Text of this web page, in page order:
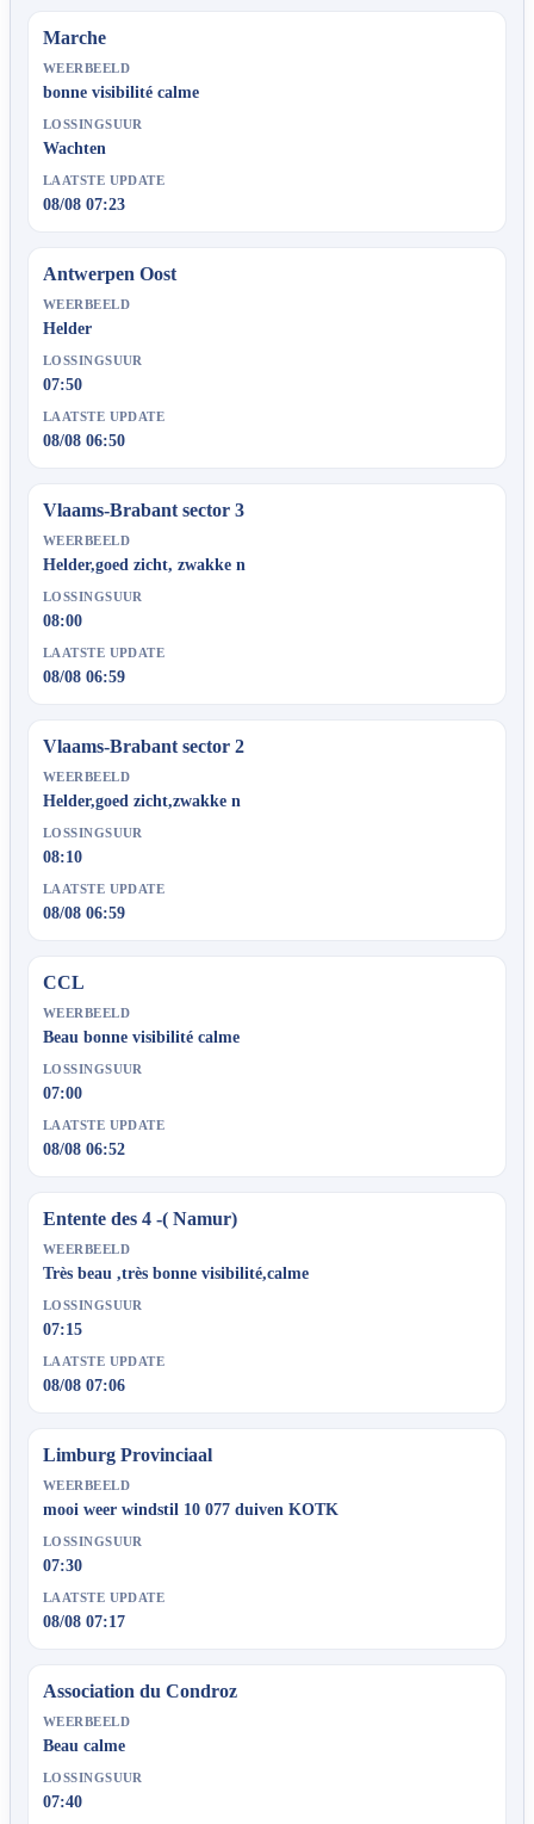
Marche
WEERBEELD
bonne visibilité calme
LOSSINGSUUR
Wachten
LAATSTE UPDATE
08/08 07:23
Antwerpen Oost
WEERBEELD
Helder
LOSSINGSUUR
07:50
LAATSTE UPDATE
08/08 06:50
Vlaams-Brabant sector 3
WEERBEELD
Helder,goed zicht, zwakke n
LOSSINGSUUR
08:00
LAATSTE UPDATE
08/08 06:59
Vlaams-Brabant sector 2
WEERBEELD
Helder,goed zicht,zwakke n
LOSSINGSUUR
08:10
LAATSTE UPDATE
08/08 06:59
CCL
WEERBEELD
Beau bonne visibilité calme
LOSSINGSUUR
07:00
LAATSTE UPDATE
08/08 06:52
Entente des 4 -( Namur)
WEERBEELD
Très beau ,très bonne visibilité,calme
LOSSINGSUUR
07:15
LAATSTE UPDATE
08/08 07:06
Limburg Provinciaal
WEERBEELD
mooi weer windstil 10 077 duiven KOTK
LOSSINGSUUR
07:30
LAATSTE UPDATE
08/08 07:17
Association du Condroz
WEERBEELD
Beau calme
LOSSINGSUUR
07:40